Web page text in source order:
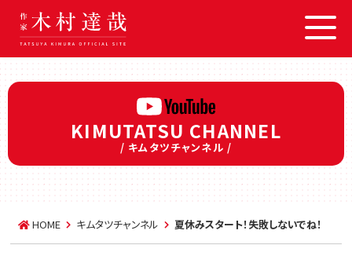
KIMUTATSU CHANNEL
/ キムタツチャンネル /
HOME キムタツチャンネル 夏休みスタート！失敗しないでね！